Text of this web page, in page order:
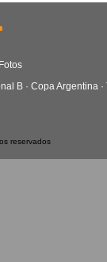
Fotos
B · Copa Argentina ·
reservados